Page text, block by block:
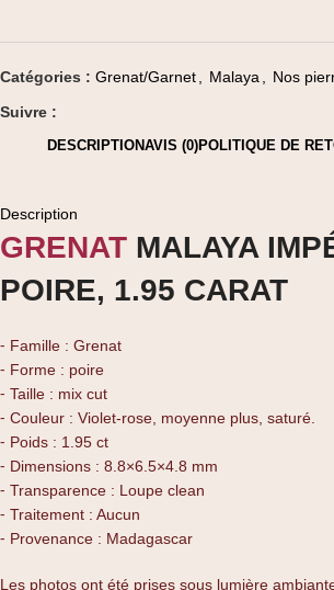
Catégories : Grenat/Garnet Malaya
Nos
Suivre :
DESCRIPTIONAVIS (0)POLITIQUE DE
Description
GRENAT MALAYA
POIRE, 1.95 CARAT
⁃ Famille : Grenat
⁃ Forme : poire
⁃ Taille : mix cut
⁃ Couleur : Violet-rose, moyenne plus, saturé.
⁃ Poids : 1.95 ct
⁃ Dimensions : 8.8×6.5×4.8 mm
⁃ Transparence : Loupe clean
⁃ Traitement : Aucun
⁃ Provenance : Madagascar
Les photos ont été prises sous lumière